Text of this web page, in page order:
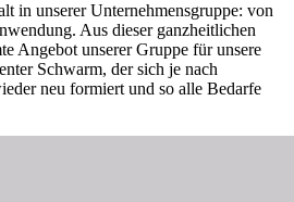
in unserer Unternehmensgruppe: von
Aus dieser ganzheitlichen
Angebot unserer Gruppe für unsere
Schwarm, der sich je nach
neu formiert und so alle Bedarfe